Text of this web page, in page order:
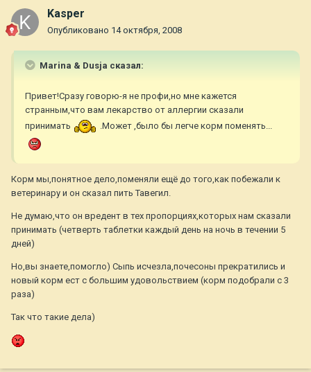
Kasper
Опубликовано 14 октября, 2008
Marina & Dusja сказал:
Привет!Сразу говорю-я не профи,но мне кажется
странным,что вам лекарство от аллергии сказали
принимать
.Может ,было бы легче корм поменять...
Корм мы,понятное дело,поменяли ещё до того,как побежали к
ветеринару и он сказал пить Тавегил.
Не думаю,что он вредент в тех пропорциях,которых нам сказали
принимать (четверть таблетки каждый день на ночь в течении 5
дней)
Но,вы знаете,помогло) Сыпь исчезла,почесоны прекратились и
новый корм ест с большим удовольствием (корм подобрали с 3
раза)
Так что такие дела)